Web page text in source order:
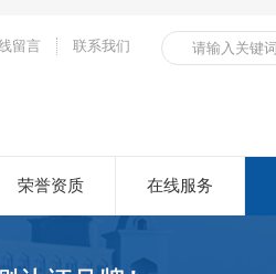
留言 联系我们
荣誉资质 在线服务